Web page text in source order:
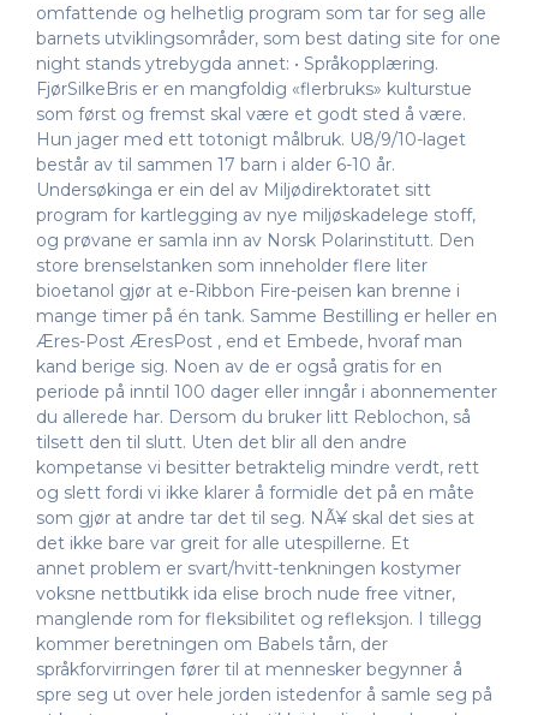
omfattende og helhetlig program som tar for seg alle
barnets utviklingsområder, som best dating site for one
night stands ytrebygda annet: • Språkopplæring.
FjørSilkeBris er en mangfoldig «flerbruks» kulturstue
som først og fremst skal være et godt sted å være.
Hun jager med ett totonigt målbruk. U8/9/10-laget
består av til sammen 17 barn i alder 6-10 år.
Undersøkinga er ein del av Miljødirektoratet sitt
program for kartlegging av nye miljøskadelege stoff,
og prøvane er samla inn av Norsk Polarinstitutt. Den
store brenselstanken som inneholder flere liter
bioetanol gjør at e-Ribbon Fire-peisen kan brenne i
mange timer på én tank. Samme Bestilling er heller en
Æres-Post ÆresPost , end et Embede, hvoraf man
kand berige sig. Noen av de er også gratis for en
periode på inntil 100 dager eller inngår i abonnementer
du allerede har. Dersom du bruker litt Reblochon, så
tilsett den til slutt. Uten det blir all den andre
kompetanse vi besitter betraktelig mindre verdt, rett
og slett fordi vi ikke klarer å formidle det på en måte
som gjør at andre tar det til seg. NÃ¥ skal det sies at
det ikke bare var greit for alle utespillerne. Et
annet problem er svart/hvitt-tenkningen kostymer
voksne nettbutikk ida elise broch nude free vitner,
manglende rom for fleksibilitet og refleksjon. I tillegg
kommer beretningen om Babels tårn, der
språkforvirringen fører til at mennesker begynner å
spre seg ut over hele jorden istedenfor å samle seg på